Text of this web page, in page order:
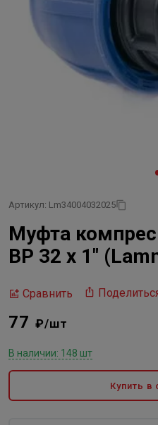
Артикул: Lm34004032025
Муфта
ВР 32 x 1"
Сравнить
77 ₽/шт
В наличии: 148 шт
Купить в